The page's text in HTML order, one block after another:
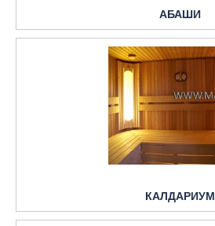
АБАШИ
КАЛДАРИУМ